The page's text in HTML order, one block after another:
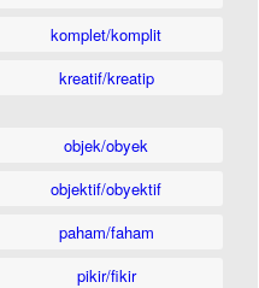
komplet/komplit
kreatif/kreatip
objek/obyek
objektif/obyektif
paham/faham
pikir/fikir